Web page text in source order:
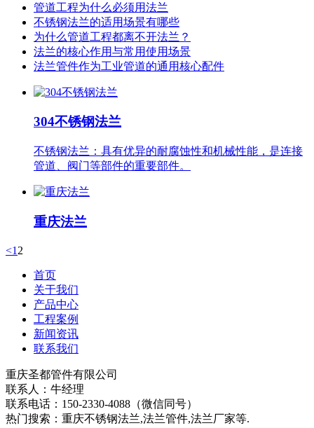
管道工程为什么必须用法兰
不锈钢法兰的适用场景有哪些
为什么管道工程都离不开法兰？
法兰的核心作用与常用使用场景
法兰管件作为工业管道的通用核心配件
304不锈钢法兰
不锈钢法兰：具有优异的耐腐蚀性和机械性能，是连接
管道、阀门等部件的重要部件。
重庆法兰
<1 2
首页
关于我们
产品中心
工程案例
新闻资讯
联系我们
重庆圣都管件有限公司
联系人：牛经理
联系电话：150-2330-4088（微信同号）
热门搜索：重庆不锈钢法兰,法兰管件,法兰厂家等.